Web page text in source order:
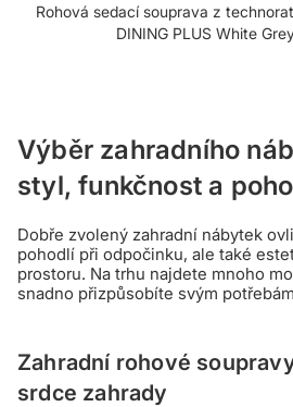
Rohová sedací souprava z
DINING PLUS White
Výběr zahradního
styl, funkčnost a
Dobře zvolený zahradní nábytek
pohodlí při odpočinku, ale také
prostoru. Na trhu najdete mnoho
snadno přizpůsobíte svým
Zahradní rohové
srdce zahrady